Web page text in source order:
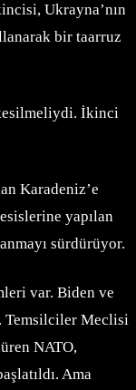
Ukrayna’nın
bir taarruz
kesilmeliydi. İkinci
Karadeniz’e
yapılan
sürdürüyor.
var. Biden ve
Temsilciler Meclisi
NATO,
Ama